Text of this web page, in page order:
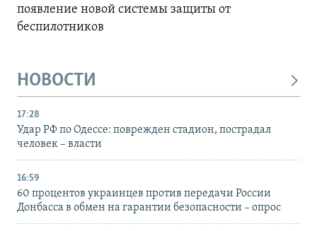
появление новой системы защиты от
беспилотников
НОВОСТИ
17:28
Удар РФ по Одессе: поврежден стадион, пострадал
человек – власти
16:59
60 процентов украинцев против передачи России
Донбасса в обмен на гарантии безопасности – опрос